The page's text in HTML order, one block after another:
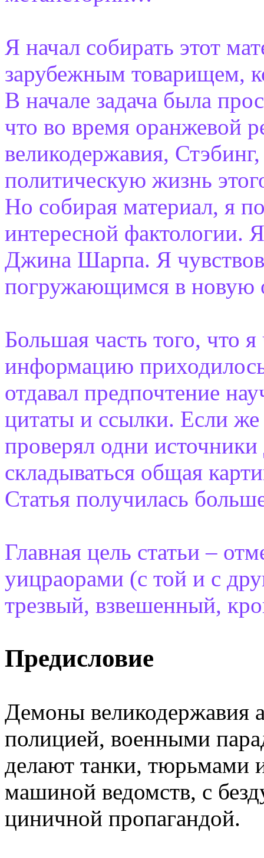
Я начал собирать этот
зарубежным товарищем,
В начале задача была
что во время оранжевой
великодержавия,
политическую жизнь
Но собирая материал, я
интересной фактологии.
Джина Шарпа. Я
погружающимся в новую
Большая часть того, что
информацию
отдавал предпочтение
цитаты и ссылки. Если
проверял одни
складываться общая
Статья получилась
Главная цель статьи –
уицраорами (с той и с
трезвый, взвешенный,
Предисловие
Демоны великодержавия
полицией, военными
делают танки, тюрьмами
машиной ведомств, с
циничной пропагандой.